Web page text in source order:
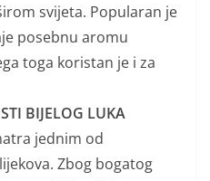
svijeta. Popularan je
posebnu aromu
toga koristan je i za
BIJELOG LUKA
jednim od
Zbog bogatog